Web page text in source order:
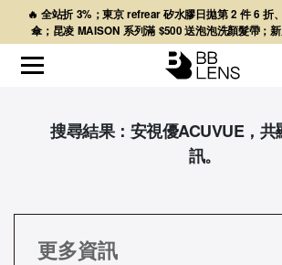
🔥 全站折 3%；東京 refrear 矽水膠日拋第 2 件 6 折
傘；昆凌 MAISON 系列滿 $500 送泡泡洗顏髮帶；
搜尋結果：安視優ACUVUE，共
訊。
更多資訊